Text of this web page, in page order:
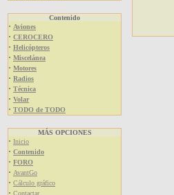
Contenido
· Aviones
· CEROCERO
· Helicópteros
· Miscelánea
· Motores
· Radios
· Técnica
· Volar
· TODO de TODO
MÁS OPCIONES
· Inicio
· Contenido
· FORO
· AvantGo
· Cálculo gráfico
· Contactar